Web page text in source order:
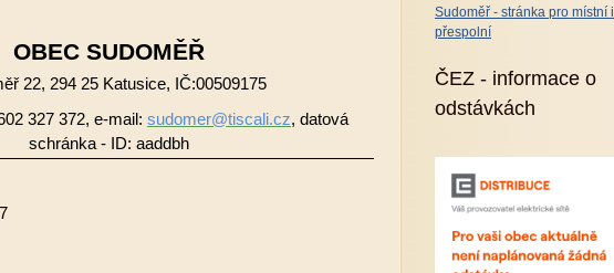
OBEC SUDOMĚŘ
22, 294 25 Katusice, IČ:00509175
327 372, e-mail: sudomer@tiscali.cz, datová
schránka - ID: aaddbh
Sudoměř - stránka pro místní i
přespolní
ČEZ - informace o
odstávkách